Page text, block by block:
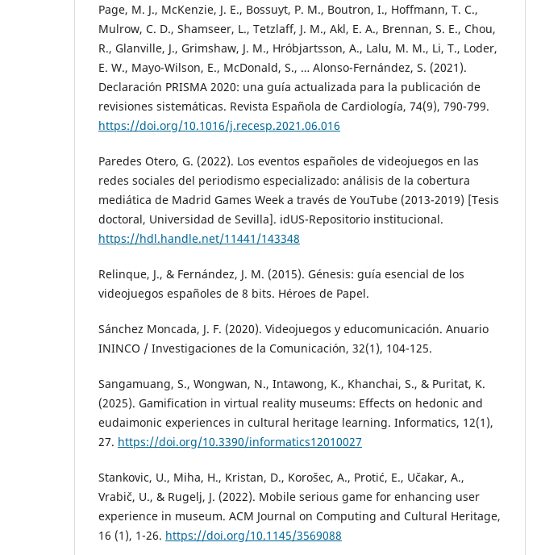
Page, M. J., McKenzie, J. E., Bossuyt, P. M., Boutron, I., Hoffmann, T. C.,
Mulrow, C. D., Shamseer, L., Tetzlaff, J. M., Akl, E. A., Brennan, S. E., Chou,
R., Glanville, J., Grimshaw, J. M., Hróbjartsson, A., Lalu, M. M., Li, T., Loder,
E. W., Mayo-Wilson, E., McDonald, S., … Alonso-Fernández, S. (2021).
Declaración PRISMA 2020: una guía actualizada para la publicación de
revisiones sistemáticas. Revista Española de Cardiología, 74(9), 790-799.
https://doi.org/10.1016/j.recesp.2021.06.016
Paredes Otero, G. (2022). Los eventos españoles de videojuegos en las
redes sociales del periodismo especializado: análisis de la cobertura
mediática de Madrid Games Week a través de YouTube (2013-2019) [Tesis
doctoral, Universidad de Sevilla]. idUS-Repositorio institucional.
https://hdl.handle.net/11441/143348
Relinque, J., & Fernández, J. M. (2015). Génesis: guía esencial de los
videojuegos españoles de 8 bits. Héroes de Papel.
Sánchez Moncada, J. F. (2020). Videojuegos y educomunicación. Anuario
ININCO / Investigaciones de la Comunicación, 32(1), 104-125.
Sangamuang, S., Wongwan, N., Intawong, K., Khanchai, S., & Puritat, K.
(2025). Gamification in virtual reality museums: Effects on hedonic and
eudaimonic experiences in cultural heritage learning. Informatics, 12(1),
27. https://doi.org/10.3390/informatics12010027
Stankovic, U., Miha, H., Kristan, D., Korošec, A., Protić, E., Učakar, A.,
Vrabič, U., & Rugelj, J. (2022). Mobile serious game for enhancing user
experience in museum. ACM Journal on Computing and Cultural Heritage,
16 (1), 1-26. https://doi.org/10.1145/3569088